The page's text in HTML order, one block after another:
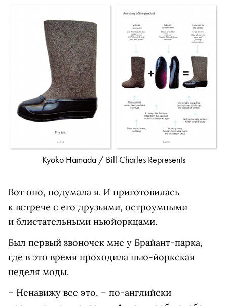
Kyoko Hamada / Bill Charles Represents
Вот оно, подумала я. И приготовилась
к встрече с его друзьями, остроумными
и блистательными ньюйоркцами.
Был первый звоночек мне у Брайант-парка,
где в это время проходила нью-йоркская
неделя моды.
– Ненавижу все это, – по-английски